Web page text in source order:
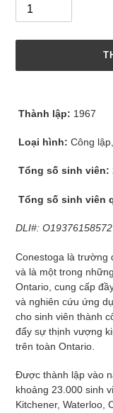
phẩm
vào
hàng
bạn
Thành lập: 1967
Loại hình: Công lập
Tổng số sinh viên:
Tổng số sinh viên
DLI#: O19376158572
Conestoga là trường
và là một trong
Ontario, cung cấp
và nghiên cứu ứng
cho sinh viên thành
đẩy sự thịnh vượng
trên toàn Ontario.
Được thành lập vào
khoảng 23.000 sinh
Kitchener, Waterloo,